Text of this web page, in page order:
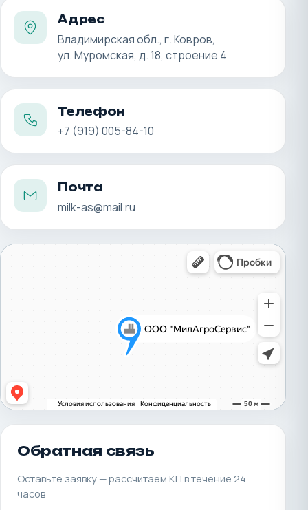
Адрес
Владимирская обл., г. Ковров,
ул. Муромская, д. 18, строение 4
Телефон
+7 (919) 005-84-10
Почта
milk-as@mail.ru
Обратная связь
Оставьте заявку — рассчитаем КП в течение 24
часов